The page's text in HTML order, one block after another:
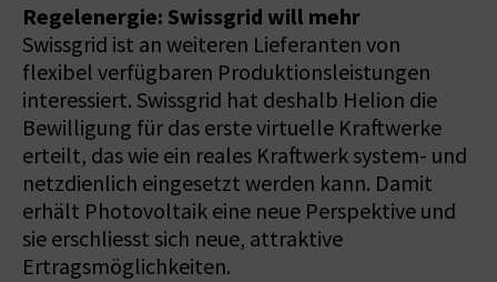
Regelenergie: Swissgrid will mehr
Swissgrid ist an weiteren Lieferanten von
flexibel verfügbaren Produktionsleistungen
interessiert. Swissgrid hat deshalb Helion die
Bewilligung für das erste virtuelle Kraftwerke
erteilt, das wie ein reales Kraftwerk system- und
netzdienlich eingesetzt werden kann. Damit
erhält Photovoltaik eine neue Perspektive und
sie erschliesst sich neue, attraktive
Ertragsmöglichkeiten.